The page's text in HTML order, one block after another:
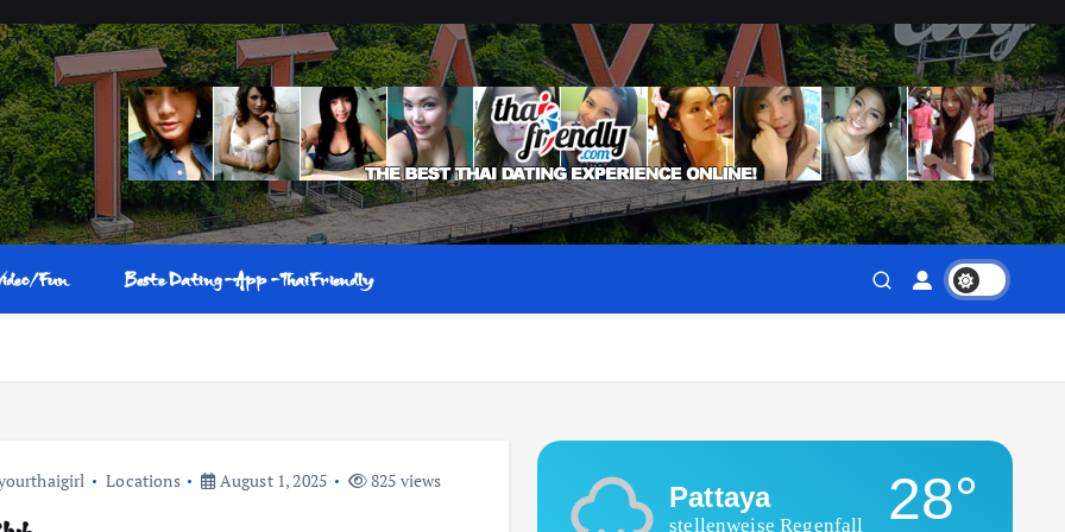
Fun Beste Dating-App-ThaiFriendly
Locations August 1, 2025 825 views Pattaya
stellenweise Regenfall 28°